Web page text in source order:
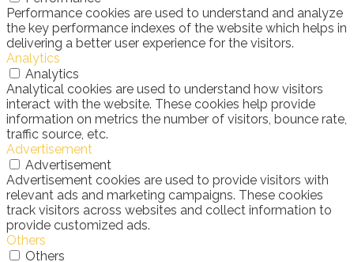
Performance cookies are used to understand and analyze
the key performance indexes of the website which helps in
delivering a better user experience for the visitors.
Analytics
Analytics
Analytical cookies are used to understand how visitors
interact with the website. These cookies help provide
information on metrics the number of visitors, bounce rate,
traffic source, etc.
Advertisement
Advertisement
Advertisement cookies are used to provide visitors with
relevant ads and marketing campaigns. These cookies
track visitors across websites and collect information to
provide customized ads.
Others
Others